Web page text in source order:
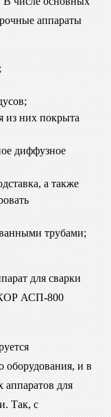
аппараты
из них покрыта
диффузное
а также
трубами;
для сварки
АСП-800
оборудования, и в
аппаратов для
Так, с